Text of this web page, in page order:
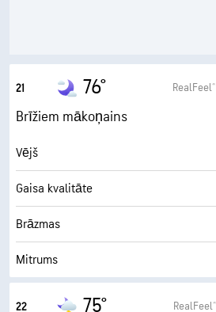
Mākoņu segas apakšējās malas
21 76°
Brīžiem mākoņains
Vējš
Gaisa kvalitāte
Brāzmas
Mitrums
Rasas punkts
22 75°